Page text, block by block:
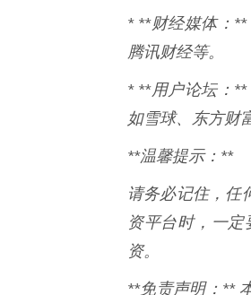
* **财经媒体：
腾讯财经等。
* **用户论坛：
如雪球、东方财
**温馨提示：**
请务必记住，任
资平台时，一
资。
**免责声明：**